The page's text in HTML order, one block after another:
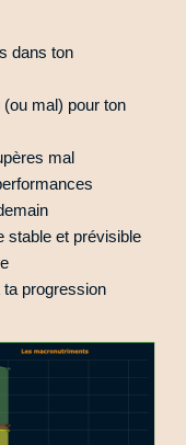
dans ton
mal) pour ton
mal
stable et prévisible
progression